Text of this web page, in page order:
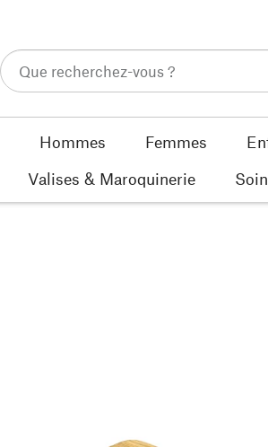
Hommes Femmes
Valises & Maroquinerie